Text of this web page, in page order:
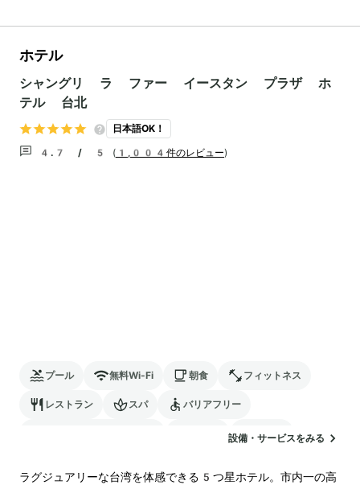
ホテル
シャングリ ラ ファー イースタン プラザ ホ
テル 台北
日本語OK！
4.7 / 5 ( 1,004件のレビュー)
プール 無料Wi-Fi 朝食 フィットネス
レストラン スパ バリアフリー
駐車場
設備・サービスをみる
ラグジュアリーな台湾を体感できる5つ星ホテル。市内一の高